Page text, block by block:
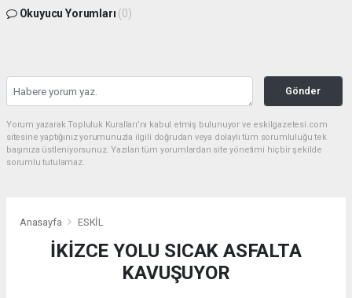
Okuyucu Yorumları (0)
Gönder
Yorum yazarak Topluluk Kuralları’nı kabul etmiş bulunuyor ve eskilgazetesi.com
sitesine yaptığınız yorumunuzla ilgili doğrudan veya dolaylı tüm sorumluluğu tek
başınıza üstleniyorsunuz. Yazılan tüm yorumlardan site yönetimi hiçbir şekilde
sorumlu tutulamaz.
Anasayfa ESKİL
İKİZCE YOLU SICAK ASFALTA
KAVUŞUYOR